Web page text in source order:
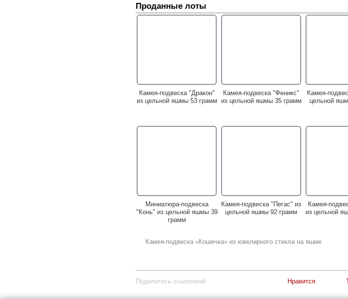
Проданные лоты
Камея-подвеска "Дракон"
из цельной яшмы 53 грамм
Камея-подвеска "Феникс"
из цельной яшмы 35 грамм
Камея-
цельной
Миниатюра-подвеска
"Конь" из цельной яшмы 39
грамм
Камея-подвеска "Пегас" из
цельной яшмы 92 грамм
Камея-
из цельной
Камея-подвеска «Кошечка» из ювелирного стекла на яшме
Поделитесь ссылочкой: Нравится